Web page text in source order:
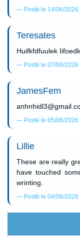
Posté le 14/06/2026
Teresates
Huifkfdfuulek
Posté le 07/06/2026
JamesFem
Posté le 05/06/2026
Lillie
These are really
have touched
wrinting.
Posté le 04/06/2026